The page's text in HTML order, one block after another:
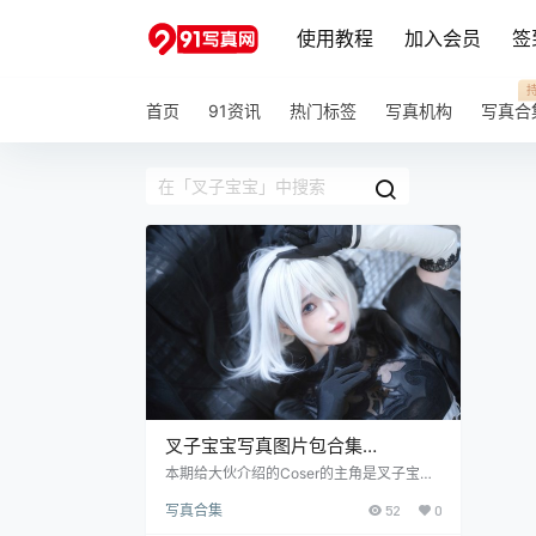
使用教程 加入会员 签
首页 91资讯 热门标签 写真机构 写真合
叉子宝宝写真图片包合集
[Cosplay] [持续更新]
本期给大伙介绍的Coser的主角是叉子宝
月09日出生于江南水乡，巨蟹座，自称是一
写真合集 52 0